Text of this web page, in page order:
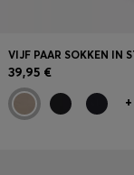
39,95 €
+